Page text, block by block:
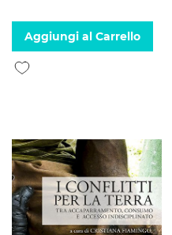
Aggiungi al Carrello
Aggiungi alla lista desideri